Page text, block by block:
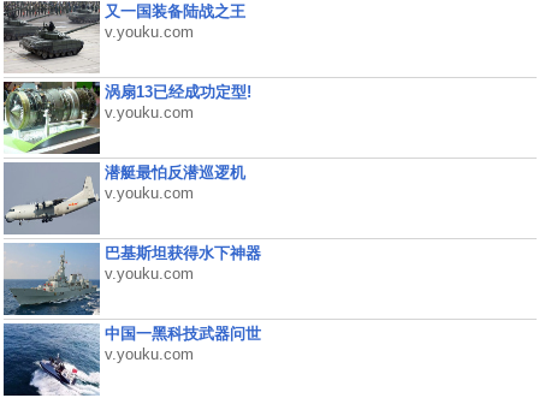
又一国装备陆战之王
v.youku.com
涡扇13已经成功定型!
v.youku.com
潜艇最怕反潜巡逻机
v.youku.com
巴基斯坦获得水下神器
v.youku.com
中国一黑科技武器问世
v.youku.com